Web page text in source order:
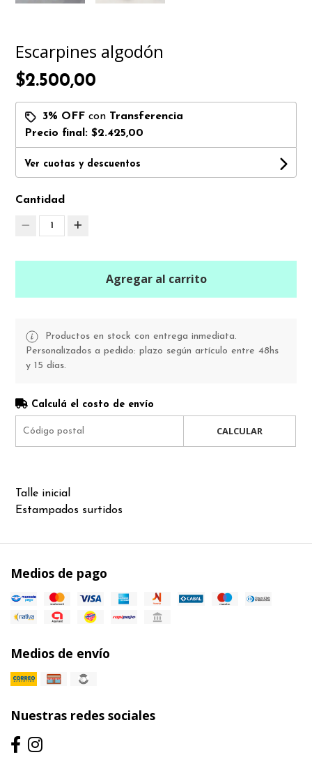
Escarpines algodón
$2.500,00
3% OFF con Transferencia
Precio final:$2.425,00
Ver cuotas y descuentos
Cantidad
1
Agregar al carrito
Productos en stock con entrega inmediata.
Personalizados a pedido: plazo según artículo entre 48hs
y 15 días.
Calculá el costo de envío
CALCULAR
Talle inicial
Estampados surtidos
Medios de pago
Medios de envío
Nuestras redes sociales